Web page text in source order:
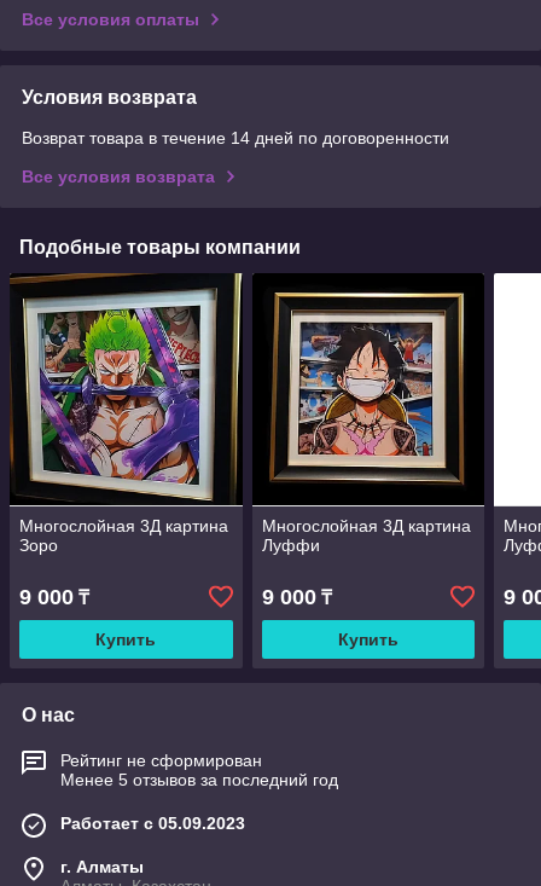
Все условия оплаты
Условия возврата
Возврат товара в течение 14 дней по договоренности
Все условия возврата
Подобные товары компании
Многослойная 3Д картина
Зоро
9 000 ₸
Купить
Многослойная 3Д картина
Луффи
9 000₸
Купить
9
О нас
Рейтинг не сформирован
Менее 5 отзывов за последний год
Работает с 05.09.2023
г. Алматы